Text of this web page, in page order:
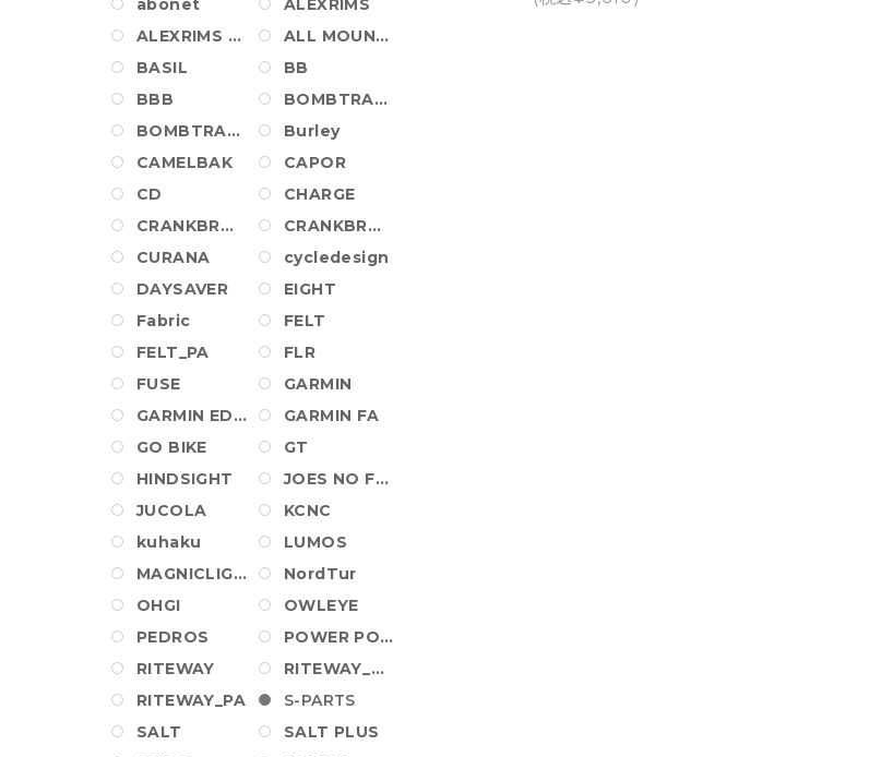
abonet
ALEXRIMS
ALEXRIMS WHEEL
ALL MOUNTAIN STYLE
BASIL
BB
BBB
BOMBTRACK
BOMBTRACK_PA
Burley
CAMELBAK
CAPOR
CD
CHARGE
CRANKBROTHERS
CRANKBROTHERS SHOES
CURANA
cycledesign
DAYSAVER
EIGHT
Fabric
FELT
FELT_PA
FLR
FUSE
GARMIN
GARMIN EDGE
GARMIN FA
GO BIKE
GT
HINDSIGHT
JOES NO FLATS
JUCOLA
KCNC
kuhaku
LUMOS
MAGNICLIGHT
NordTur
OHGI
OWLEYE
PEDROS
POWER POSITION BALL
RITEWAY
RITEWAY_AM_PA
RITEWAY_PA
S-PARTS
SALT
SALT PLUS